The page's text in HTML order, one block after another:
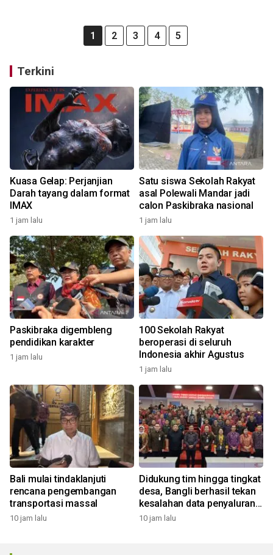
1 2 3 4 5
Terkini
Kuasa Gelap: Perjanjian
Darah tayang dalam format
IMAX
1 jam lalu
Satu siswa Sekolah Rakyat
asal Polewali Mandar jadi
calon Paskibraka nasional
1 jam lalu
Paskibraka digembleng
pendidikan karakter
1 jam lalu
100 Sekolah Rakyat
beroperasi di seluruh
Indonesia akhir Agustus
1 jam lalu
Bali mulai tindaklanjuti
rencana pengembangan
transportasi massal
10 jam lalu
Didukung tim hingga tingkat
desa, Bangli berhasil tekan
kesalahan data penyaluran
bansos
10 jam lalu